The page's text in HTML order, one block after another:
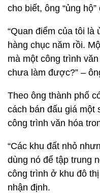
cho biết, ông “ủng
“Quan điểm của tôi là
hàng chục năm rồi.
mà một công trình
chưa làm được?” –
Theo ông thành phố
cách bán đấu giá một
công trình văn hóa
“Các khu đất nhỏ
dùng nó để tập trung
công trình ở khu đô
nhận định.